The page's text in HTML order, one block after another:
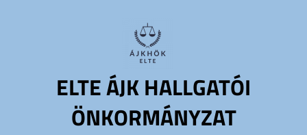
ELTE ÁJK HALLGATÓI
ÖNKORMÁNYZAT